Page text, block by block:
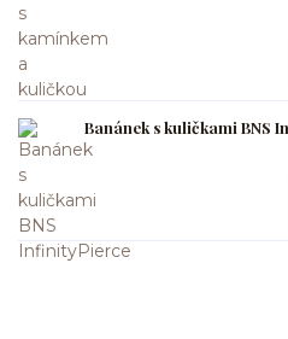
Banánek s kuličkami BNS